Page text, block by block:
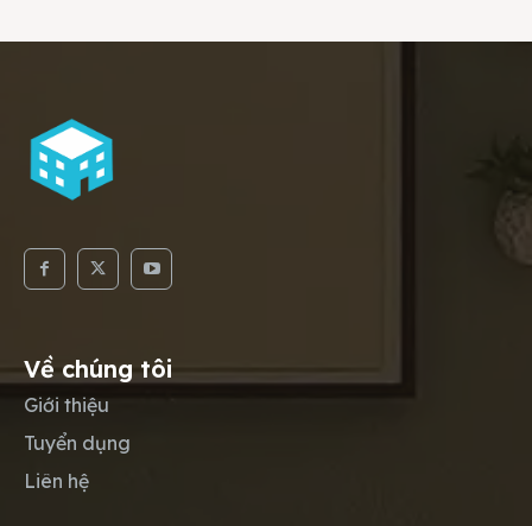
Về chúng tôi
Giới thiệu
Tuyển dụng
Liên hệ